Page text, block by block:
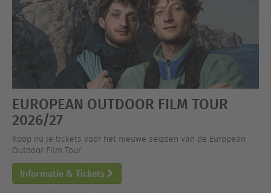
EUROPEAN OUTDOOR FILM TOUR
2026/27
Koop nu je tickets voor het nieuwe seizoen van de European
Outdoor Film Tour.
Informatie & Tickets